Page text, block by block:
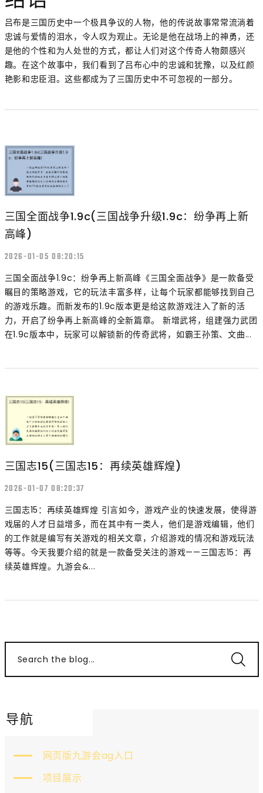
吕布是三国历史中一个极具争议的人物，他的传说故事常常流淌着
忠诚与爱情的泪水，令人叹为观止。无论是他在战场上的神勇，还
是他的个性和为人处世的方式，都让人们对这个传奇人物颇感兴
趣。在这个故事中，我们看到了吕布心中的忠诚和犹豫，以及红颜
艳影和忠臣泪。这些都成为了三国历史中不可忽视的一部分。
三国全面战争1.9c(三国战争升级1.9c：纷争再上新
高峰)
2026-01-05 08:20:15
三国全面战争1.9c：纷争再上新高峰《三国全面战争》是一款备受
瞩目的策略游戏，它的玩法丰富多样，让每个玩家都能够找到自己
的游戏乐趣。而新发布的1.9c版本更是给这款游戏注入了新的活
力，开启了纷争再上新高峰的全新篇章。 新增武将，组建强力武团
在1.9c版本中，玩家可以解锁新的传奇武将，如霸王孙策、文曲...
三国志15(三国志15：再续英雄辉煌)
2026-01-07 08:20:37
三国志15：再续英雄辉煌 引言如今，游戏产业的快速发展，使得游
戏届的人才日益增多，而在其中有一类人，他们是游戏编辑，他们
的工作就是编写有关游戏的相关文章，介绍游戏的情况和游戏玩法
等等。今天我要介绍的就是一款备受关注的游戏——三国志15：再
续英雄辉煌。九游会&...
Search the blog...
导航
网页版九游会ag入口
项目展示